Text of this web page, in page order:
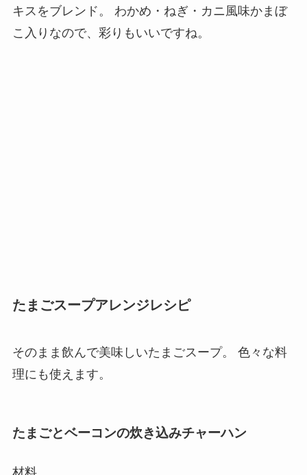
キスをブレンド。 わかめ・ねぎ・カニ風味かまぼ
こ入りなので、彩りもいいですね。
たまごスープアレンジレシピ
そのまま飲んで美味しいたまごスープ。 色々な料
理にも使えます。
たまごとベーコンの炊き込みチャーハン
材料